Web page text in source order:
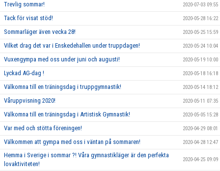
Trevlig sommar! 2020-07-03 09:55
Tack för visat stöd! 2020-05-28 16:22
Sommarläger även vecka 28! 2020-05-25 15:59
Vilket drag det var i Enskedehallen under truppdagen! 2020-05-24 10:04
Vuxengympa med oss under juni och augusti! 2020-05-19 10:00
Lyckad AG-dag ! 2020-05-18 16:18
Välkomna till en träningsdag i truppgymnastik! 2020-05-14 18:12
Våruppvisning 2020! 2020-05-11 07:35
Välkomna till en träningsdag i Artistisk Gymnastik! 2020-05-05 15:28
Var med och stötta föreningen! 2020-04-29 08:01
Välkommen att gympa med oss i väntan på sommaren! 2020-04-28 12:47
Hemma i Sverige i sommar ?! Våra gymnastikläger är den perfekta
lovaktiviteten!
2020-04-25 09:09